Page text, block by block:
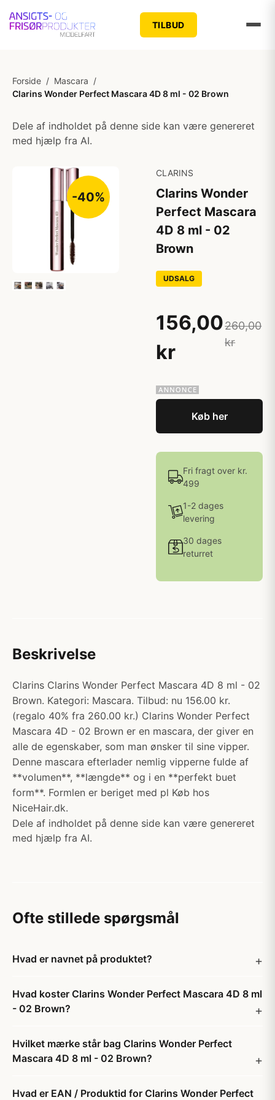
TILBUD
Forside / Mascara /
Clarins Wonder Perfect Mascara 4D 8 ml - 02 Brown
Dele af indholdet på denne side kan være genereret
med hjælp fra AI.
-40%
CLARINS
Clarins Wonder
Perfect Mascara
4D 8 ml - 02
Brown
UDSALG
156,00
kr
260,00
kr
Køb her
Fri fragt over kr.
499
1-2 dages
levering
30 dages
returret
Beskrivelse
Clarins Clarins Wonder Perfect Mascara 4D 8 ml - 02
Brown. Kategori: Mascara. Tilbud: nu 156.00 kr.
(regalo 40% fra 260.00 kr.) Clarins Wonder Perfect
Mascara 4D - 02 Brown er en mascara, der giver en
alle de egenskaber, som man ønsker til sine vipper.
Denne mascara efterlader nemlig vipperne fulde af
**volumen**, **længde** og i en **perfekt buet
form**. Formlen er beriget med pl Køb hos
NiceHair.dk.
Dele af indholdet på denne side kan være genereret
med hjælp fra AI.
Ofte stillede spørgsmål
Hvad er navnet på produktet?
Hvad koster Clarins Wonder Perfect Mascara 4D 8 ml
- 02 Brown?
Hvilket mærke står bag Clarins Wonder Perfect
Mascara 4D 8 ml - 02 Brown?
Hvad er EAN / Produktid for Clarins Wonder Perfect